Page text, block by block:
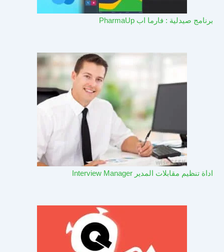
برنامج صيدلية : فارما اب PharmaUp​
اداة تنظيم مقابلات المدير Interview Manager